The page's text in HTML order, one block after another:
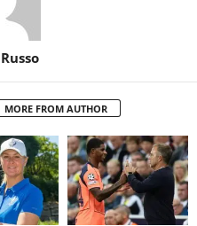
MORE FROM AUTHOR